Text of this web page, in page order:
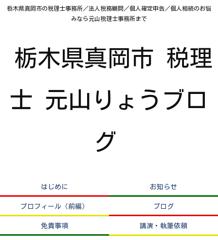
栃木県真岡市の税理士事務所／法人税務顧問／個人確定申告／個人相続のお悩
みなら元山税理士事務所まで
栃木県真岡市 税理
士 元山りょうブロ
グ
はじめに お知らせ
プロフィール（前編） ブログ
免責事項 講演・執筆依頼